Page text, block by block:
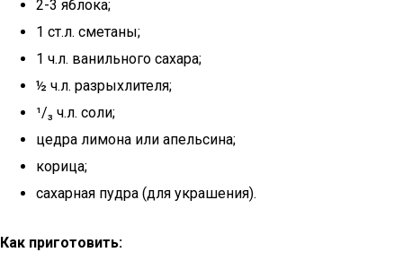
2-3 яблока;
1 ст.л. сметаны;
1 ч.л. ванильного сахара;
½ ч.л. разрыхлителя;
¹/₃ ч.л. соли;
цедра лимона или апельсина;
корица;
сахарная пудра (для украшения).
Как приготовить: